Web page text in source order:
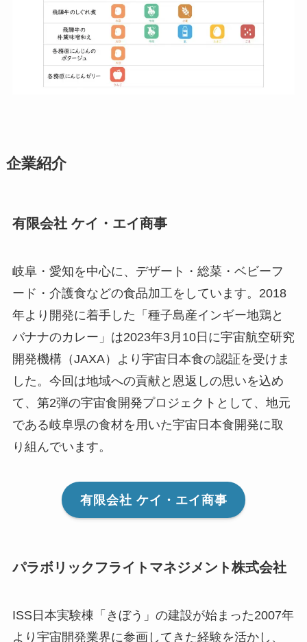
企業紹介
有限会社 ケイ・エイ商事
岐阜・愛知を中心に、デザート・総菜・ベビーフ
ード・介護食などの食品加工をしています。2018
年より開発に着手した「種子島産インギー地鶏と
バナナのカレー」は2023年3月10日に宇宙航空研究
開発機構（JAXA）より宇宙日本食の認証を受けま
した。今回は地域への貢献と恩返しの思いを込め
て、第2弾の宇宙食開発プロジェクトとして、地元
である岐阜県の食材を用いた宇宙日本食開発に取
り組んでいます。
有限会社 ケイ・エイ商事
パラボリックフライトマネジメント株式会社
ISS日本実験棟「きぼう」の建設が始まった2007年
より宇宙開発業界に参画してきた経験を活かし、